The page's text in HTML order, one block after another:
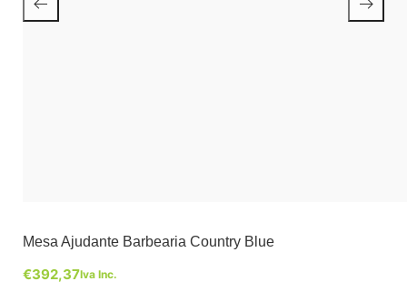
Mesa Ajudante Barbearia Country Blue
€392,37Iva Inc.